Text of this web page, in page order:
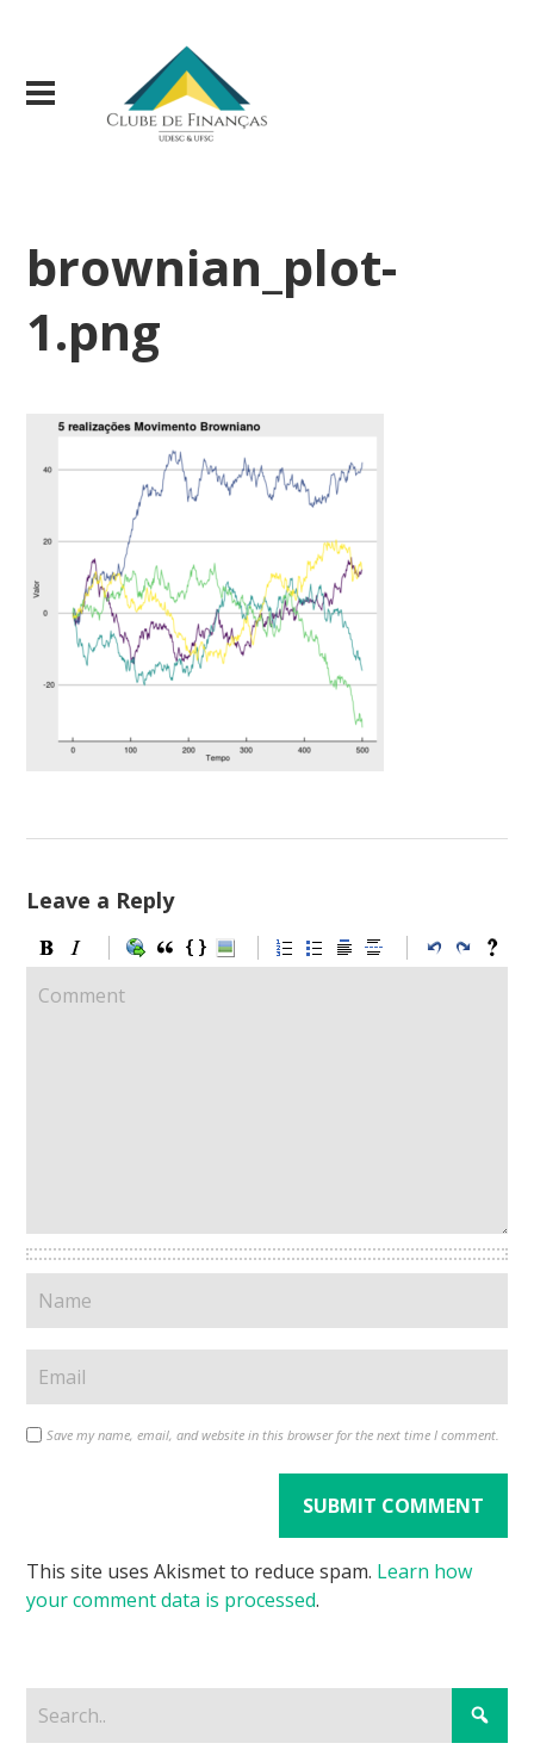
brownian_plot-
1.png
Leave a Reply
Save my name, email, and website in this browser for the next time I comment.
This site uses Akismet to reduce spam. Learn how
your comment data is processed.